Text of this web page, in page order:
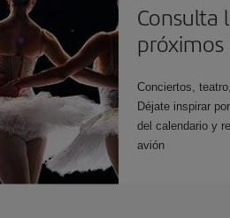
Consulta
Conciertos,
Déjate inspirar
del calendario y
avión